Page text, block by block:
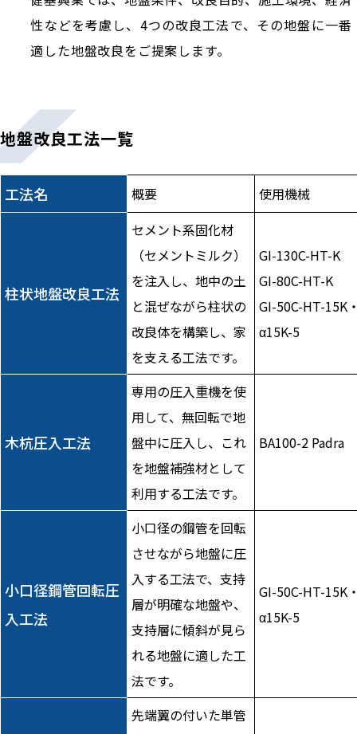
性などを考慮し、4つの改良工法で、その地盤に一番
適した地盤改良をご提案します。
地盤改良工法一覧
工法名 概要 使用機械
柱状地盤改良工法
セメント系固化材
（セメントミルク）
を注入し、地中の土
と混ぜながら柱状の
改良体を構築し、家
を支える工法です。
GI-130C-HT-K
GI-80C-HT-K
GI-50C-HT-15K
α15K-5
木杭圧入工法
専用の圧入重機を使
用して、無回転で地
盤中に圧入し、これ
を地盤補強材として
利用する工法です。
BA100-2 Padra
小口径鋼管回転圧
入工法
小口径の鋼管を回転
させながら地盤に圧
入する工法で、支持
層が明確な地盤や、
支持層に傾斜が見ら
れる地盤に適した工
法です。
GI-50C-HT-15K
α15K-5
先端翼の付いた単管